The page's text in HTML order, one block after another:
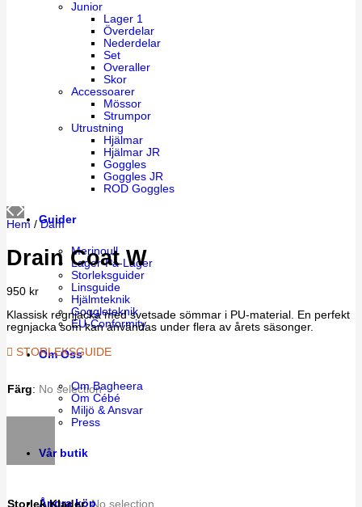
Junior
Lager 1
Överdelar
Nederdelar
Set
Overaller
Skor
Accessoarer
Mössor
Strumpor
Utrustning
Hjälmar
Hjälmar JR
Goggles
Goggles JR
ROD Goggles
Guider
Merinoull
Lager-På-Lager
Storleksguider
Linsguide
Hjälmteknik
Goggleteknik
EU-Conformity
Om Oss
Om Bagheera
Om Cébé
Miljö & Ansvar
Press
Vår butik
Ångra köp
Hem / Dam
Drain Coat W
950 kr
Klassisk regnjacka med svetsade sömmar i PU-material. En perfekt
regnjacka som kan användas under flera av årets säsonger.
STORLEKSGUIDE
Färg: No selection
Storlek Klader: No selection